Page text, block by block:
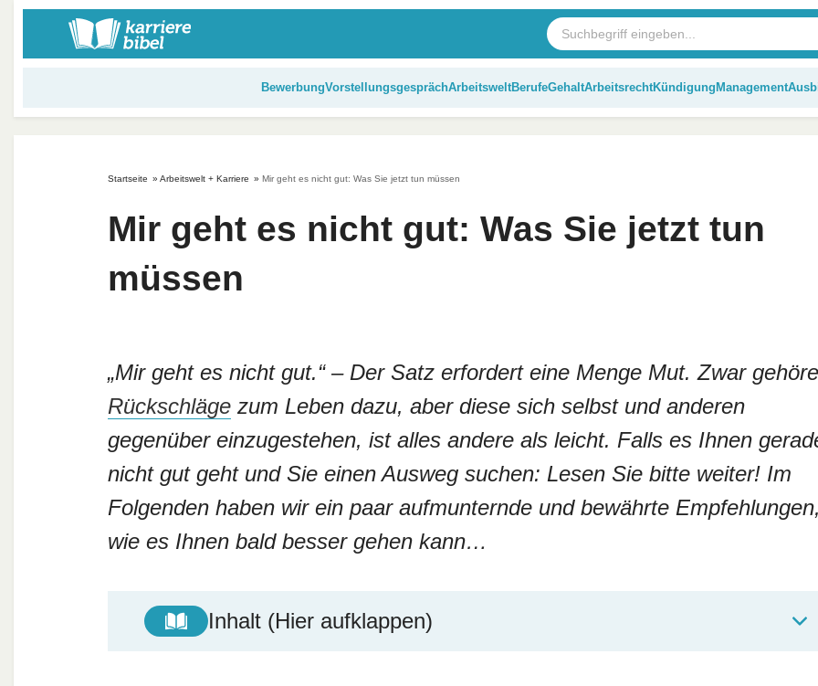
BewerbungVorstellungsgesprächArbeitsweltBerufeGehaltArbeitsrechtKündigung Management
Startseite » Arbeitswelt + Karriere » Mir geht es nicht gut: Was Sie jetzt tun müssen
Mir geht es nicht gut: Was Sie jetzt tun
müssen
„Mir geht es nicht gut.“ – Der Satz erfordert eine Menge Mut. Zwar
Rückschlägezum Leben dazu, aber diese sich selbst und anderen
gegenüber einzugestehen, ist alles andere als leicht. Falls es Ihnen
nicht gut geht und Sie einen Ausweg suchen: Lesen Sie bitte weiter! Im
Folgenden haben wir ein paar aufmunternde und bewährte
wie es Ihnen bald besser gehen kann…
Inhalt (Hier aufklappen)